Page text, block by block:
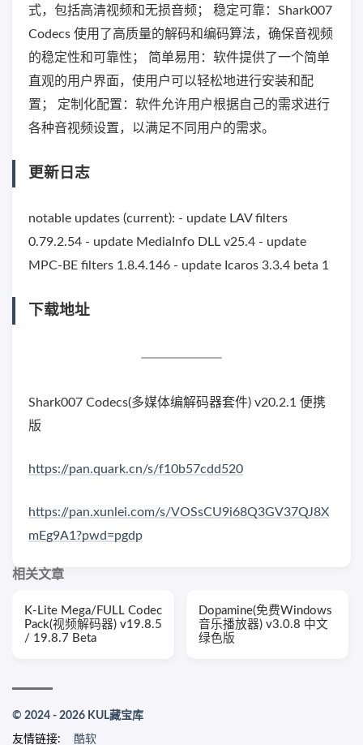
式，包括高清视频和无损音频； 稳定可靠：Shark007
Codecs 使用了高质量的解码和编码算法，确保音视频
的稳定性和可靠性； 简单易用：软件提供了一个简单
直观的用户界面，使用户可以轻松地进行安装和配
置； 定制化配置：软件允许用户根据自己的需求进行
各种音视频设置，以满足不同用户的需求。
更新日志
notable updates (current): - update LAV filters
0.79.2.54 - update MediaInfo DLL v25.4 - update
MPC-BE filters 1.8.4.146 - update Icaros 3.3.4 beta 1
下载地址
Shark007 Codecs(多媒体编解码器套件) v20.2.1 便携
版
https://pan.quark.cn/s/f10b57cdd520
https://pan.xunlei.com/s/VOSsCU9i68Q3GV37QJ8X
mEg9A1?pwd=pgdp
相关文章
K-Lite Mega/FULL Codec
Pack(视频解码器) v19.8.5
/ 19.8.7 Beta
Dopamine(免费Windows
音乐播放器) v3.0.8 中文
绿色版
© 2024 - 2026 KUL藏宝库
友情链接: 酷软